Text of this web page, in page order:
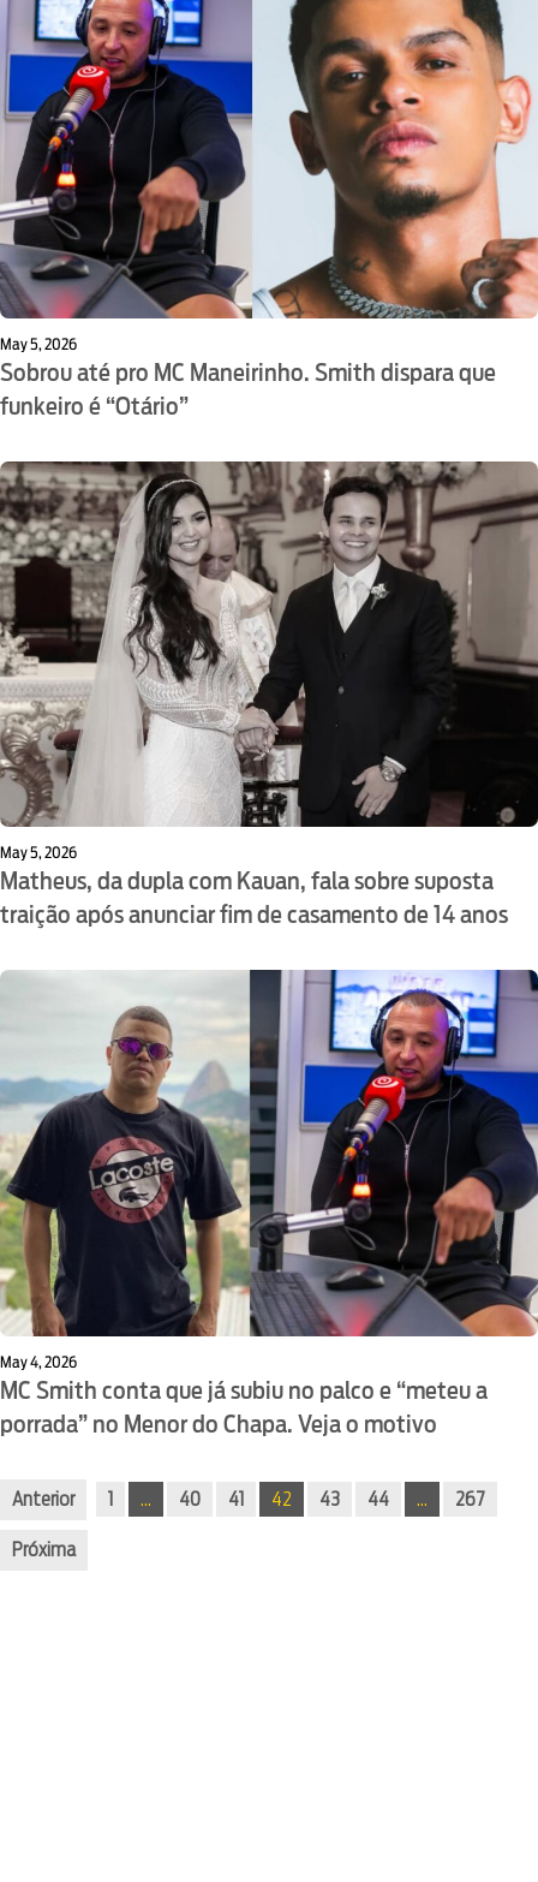
May 5, 2026
Sobrou até pro MC Maneirinho. Smith dispara que
funkeiro é “Otário”
May 5, 2026
Matheus, da dupla com Kauan, fala sobre suposta
traição após anunciar fim de casamento de 14 anos
May 4, 2026
MC Smith conta que já subiu no palco e “meteu a
porrada” no Menor do Chapa. Veja o motivo
Anterior 1 … 40 41 42 43 44 … 267
Próxima